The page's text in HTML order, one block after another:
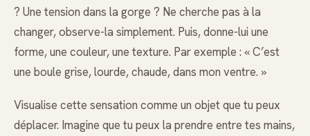
? Une tension dans la gorge ? Ne cherche pas à la
changer, observe-la simplement. Puis, donne-lui une
forme, une couleur, une texture. Par exemple : « C’est
une boule grise, lourde, chaude, dans mon ventre. »
Visualise cette sensation comme un objet que tu peux
déplacer. Imagine que tu peux la prendre entre tes mains,